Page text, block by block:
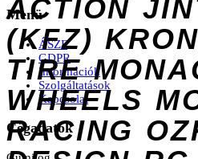
ACTION
(KFZ)
TIRE
WHEELS
RACING
Menü
ÁSZF
GDPR
Információk
Szolgáltatások
Kapcsolat
Cégadatok